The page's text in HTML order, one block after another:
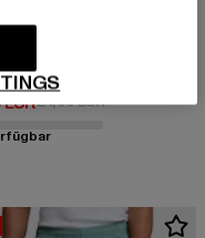
CLASSICS
Preis: 18,99 EUR
24,99 EURAktionspreis: